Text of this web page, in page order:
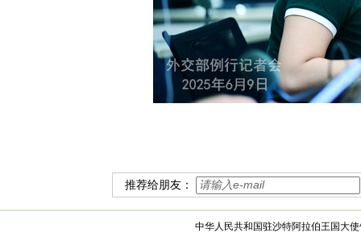
推荐给朋友：
中华人民共和国驻沙特阿拉伯王国大使